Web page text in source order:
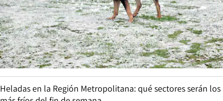
Heladas en la Región Metropolitana: qué sectores serán los